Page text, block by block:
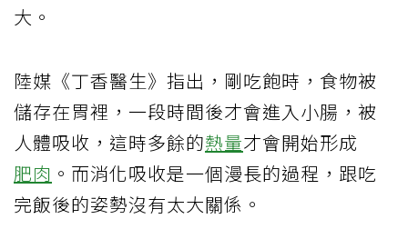
大。
陸媒《丁香醫生》指出，剛吃飽時，食物被
儲存在胃裡，一段時間後才會進入小腸，被
人體吸收，這時多餘的熱量才會開始形成
肥肉 。而消化吸收是一個漫長的過程，跟吃
完飯後的姿勢沒有太大關係。